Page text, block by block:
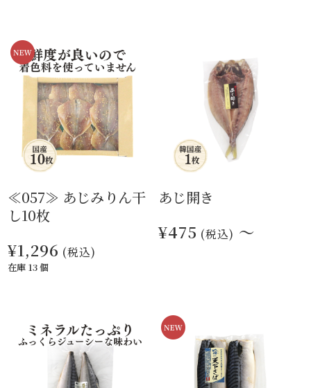
≪057≫ あじみりん干
し10枚
¥1,296 (税込)
在庫 13 個
あじ開き
¥475 (税込) ～